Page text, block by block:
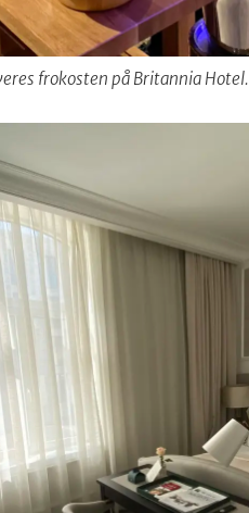
frokosten på Britannia Hotel.